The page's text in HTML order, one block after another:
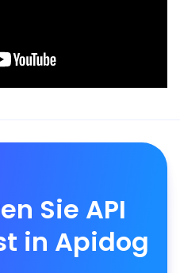
Sie API
in Apidog